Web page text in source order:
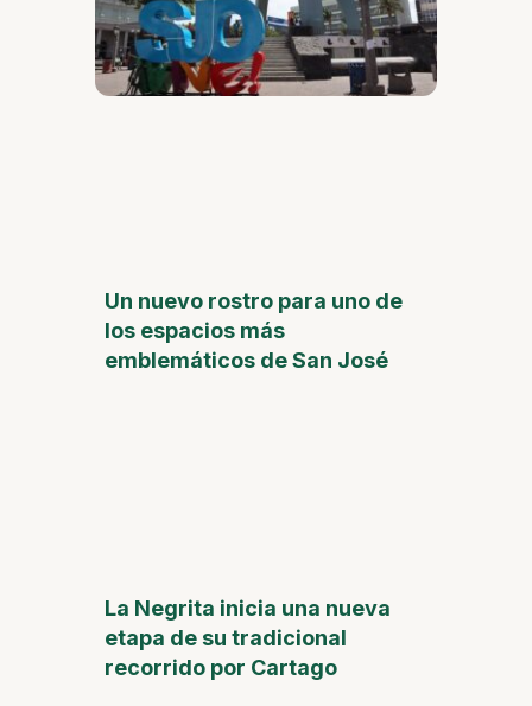
Un nuevo rostro para uno de
los espacios más
emblemáticos de San José
La Negrita inicia una nueva
etapa de su tradicional
recorrido por Cartago